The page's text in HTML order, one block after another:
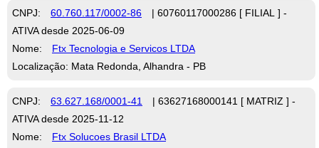
CNPJ: 60.760.117/0002-86
| 60760117000286 [ FILIAL ] -
ATIVA desde 2025-06-09
Nome:
Ftx Tecnologia e Servicos LTDA
Localização: Mata Redonda, Alhandra - PB
CNPJ: 63.627.168/0001-41
| 63627168000141 [ MATRIZ ] -
ATIVA desde 2025-11-12
Nome:
Ftx Solucoes Brasil LTDA